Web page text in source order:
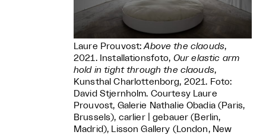
Laure Prouvost:Above the claouds,
2021. Installationsfoto, Our elastic arm
hold in tight through the claouds,
Kunsthal Charlottenborg, 2021. Foto:
David Stjernholm. Courtesy Laure
Prouvost, Galerie Nathalie Obadia (Paris,
Brussels), carlier | gebauer (Berlin,
Madrid), Lisson Gallery (London, New